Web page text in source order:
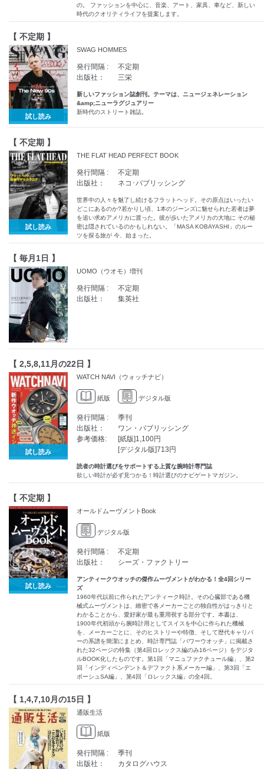
の。 ファッションを中心に、音楽、アート、家具、車など、新しい
時代のクオリティライフを提案します。
【 不定期 】
試し読み
SWAG HOMMES
発行間隔 :
不定期
出版社：
三栄
新しいファッション誌創刊。テーマは、ニュージェネレーション
&amp;ニューラグジュアリー
新時代のストリート雑誌。
【 不定期 】
試し読み
THE FLAT HEAD PERFECT BOOK
発行間隔 :
不定期
出版社：
ネコ･パブリッシング
世界中の人々を魅了し続けるフラットヘッド。その原点はいったい
どこにあるのか?若かりし頃、1本のジーンズに魅せられた若者は夢
を追い求めアメリカに渡った。彼が歩いたアメリカの大地に その秘
密は隠されているのかもしれない。「MASA KOBAYASHI」のルー
ツを探る旅が 今、始まった。
【 毎月1日 】
UOMO（ウオモ）増刊
発行間隔 :
不定期
出版社：
集英社
【 2,5,8,11月の22日 】
試し読み
WATCH NAVI（ウォッチナビ）
紙版 デジタル版
発行間隔 :
季刊
出版社：
ワン・パブリッシング
参考価格:
[紙版]1,100円
[デジタル版]713円
読者の時計選びをサポートする上質な腕時計専門誌
欲しい時計が必ず見つかる！時計選びのナビゲートマガジン。
【 不定期 】
試し読み
オールドムーヴメントBook
デジタル版
発行間隔 :
不定期
出版社：
シーズ・ファクトリー
アンティークウオッチの傑作ムーヴメントがわかる！全4回シリー
ズ
1960年代以前に作られたアンティーク時計。その心臓部である機
械式ムーヴメントは、緻密で各メーカーごとの独自性がはっきりと
わかることから、愛好家が最も重用視する部分です。本書は、
1900年代初頭から腕時計用としてスイスを中心に作られた機械
を、メーカーごとに、そのヒストリーや特徴、そして歴代キャリバ
ーの系譜を簡潔にまとめ、時計専門誌「パワーウオッチ」に掲載さ
れた32ページの特集（第4回ロレックス編のみ16ページ）をデジタ
ルBOOK化したものです。第1回「マニュファクチュール編」、第2
回「インディペンデント＆デファクト系メーカー編」、第3回「エ
ボーシュSA編」、第4回「ロレックス編」の全4回。
【 1,4,7,10月の15日 】
通販生活
紙版
発行間隔 :
季刊
出版社：
カタログハウス